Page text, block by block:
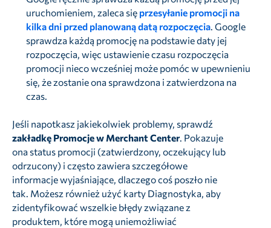
uruchomieniem, zaleca się przesyłanie promocji na
kilka dni przed planowaną datą rozpoczęcia. Google
sprawdza każdą promocję na podstawie daty jej
rozpoczęcia, więc ustawienie czasu rozpoczęcia
promocji nieco wcześniej może pomóc w upewnieniu
się, że zostanie ona sprawdzona i zatwierdzona na
czas.
Jeśli napotkasz jakiekolwiek problemy, sprawdź
zakładkę Promocje w Merchant Center. Pokazuje
ona status promocji (zatwierdzony, oczekujący lub
odrzucony) i często zawiera szczegółowe
informacje wyjaśniające, dlaczego coś poszło nie
tak. Możesz również użyć karty Diagnostyka, aby
zidentyfikować wszelkie błędy związane z
produktem, które mogą uniemożliwiać